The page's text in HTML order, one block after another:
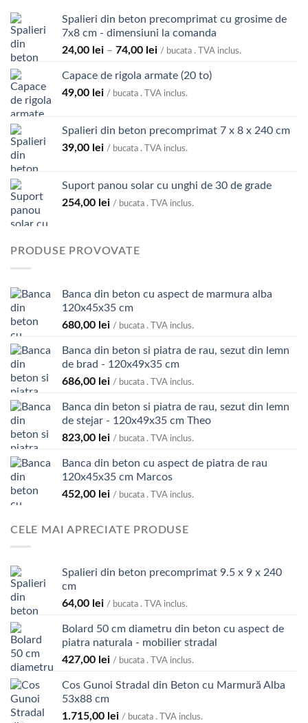
4.300,00 lei
Spalieri din beton precomprimat cu grosime de
7x8 cm - dimensiuni la comanda
24,00 lei – 74,00 leiInterval
prețuri:
24,00 lei
74,00 lei
/ bucata . TVA inclus.
Capace de rigola armate (20 to)
49,00 lei / bucata . TVA inclus.
Spalieri din beton precomprimat 7 x 8 x 240 cm
39,00 lei / bucata . TVA inclus.
Suport panou solar cu unghi de 30 de grade
254,00 lei / bucata . TVA inclus.
PRODUSE PROVOVATE
Banca din beton cu aspect de marmura alba
120x45x35 cm
680,00 lei / bucata . TVA inclus.
Banca din beton si piatra de rau, sezut din lemn
de brad - 120x49x35 cm
686,00 lei / bucata . TVA inclus.
Banca din beton si piatra de rau, sezut din lemn
de stejar - 120x49x35 cm Theo
823,00 lei / bucata . TVA inclus.
Banca din beton cu aspect de piatra de rau
120x45x35 cm Marcos
452,00 lei / bucata . TVA inclus.
CELE MAI APRECIATE PRODUSE
Spalieri din beton precomprimat 9.5 x 9 x 240
cm
64,00 lei / bucata . TVA inclus.
Bolard 50 cm diametru din beton cu aspect de
piatra naturala - mobilier stradal
427,00 lei / bucata . TVA inclus.
Cos Gunoi Stradal din Beton cu Marmură Alba
53x88 cm
1.715,00 lei / bucata . TVA inclus.